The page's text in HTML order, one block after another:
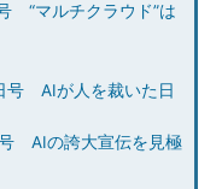
“マルチクラウド”は
号 AIが人を裁いた日
AIの誇大宣伝を見極